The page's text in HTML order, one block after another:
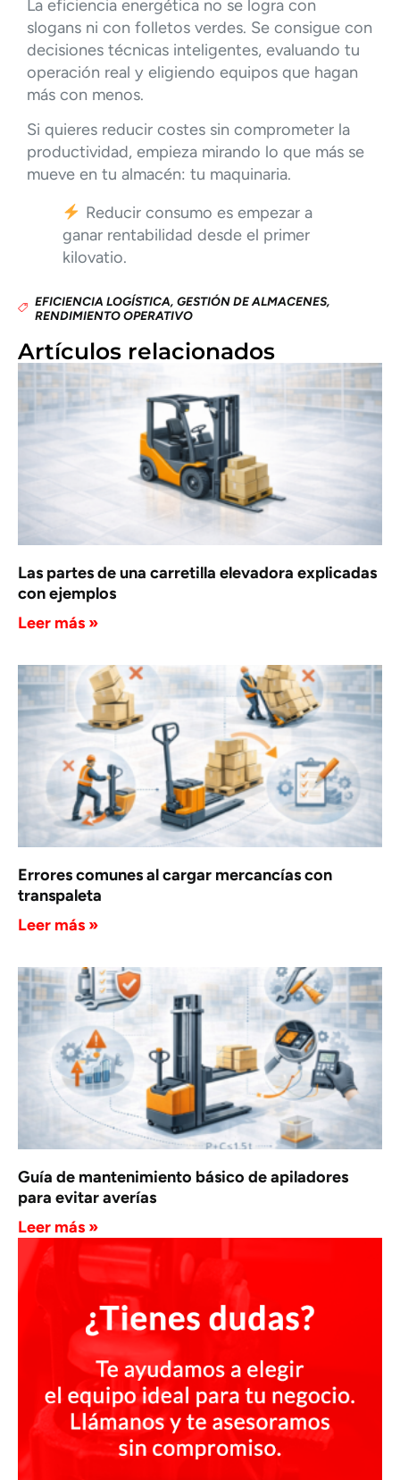
La eficiencia energética no se logra con
slogans ni con folletos verdes. Se consigue con
decisiones técnicas inteligentes, evaluando tu
operación real y eligiendo equipos que hagan
más con menos.
Si quieres reducir costes sin comprometer la
productividad, empieza mirando lo que más se
mueve en tu almacén: tu maquinaria.
Reducir consumo es empezar a
ganar rentabilidad desde el primer
kilovatio.
EFICIENCIA LOGÍSTICA, GESTIÓN DE ALMACENES,
RENDIMIENTO OPERATIVO
Artículos relacionados
Las partes de una carretilla elevadora explicadas
con ejemplos
Leer más »
Errores comunes al cargar mercancías con
transpaleta
Leer más »
Guía de mantenimiento básico de apiladores
para evitar averías
Leer más »